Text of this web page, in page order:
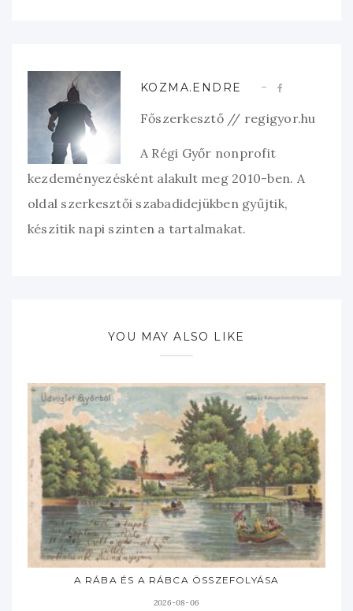
KOZMA.ENDRE
Főszerkesztő // regigyor.hu
A Régi Győr nonprofit
kezdeményezésként alakult meg 2010-ben. A
oldal szerkesztői szabadidejükben gyűjtik,
készítik napi szinten a tartalmakat.
YOU MAY ALSO LIKE
A RÁBA ÉS A RÁBCA ÖSSZEFOLYÁSA
2026-08-06